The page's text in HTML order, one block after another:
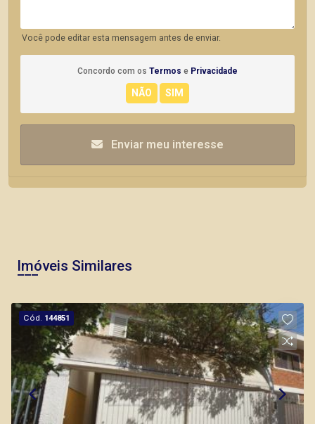
Você pode editar esta mensagem antes de enviar.
Concordo com os Termos e Privacidade
Enviar meu interesse
Imóveis Similares
Cód. 144851